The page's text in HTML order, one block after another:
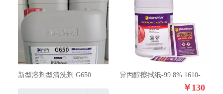
新型溶剂型清洗剂 G650
异丙醇擦拭纸-99.8% 1610-
￥ 130